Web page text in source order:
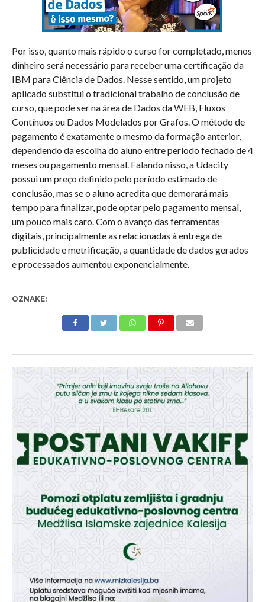
Por isso, quanto mais rápido o curso for completado, menos
dinheiro será necessário para receber uma certificação da
IBM para Ciência de Dados. Nesse sentido, um projeto
aplicado substitui o tradicional trabalho de conclusão de
curso, que pode ser na área de Dados da WEB, Fluxos
Contínuos ou Dados Modelados por Grafos. O método de
pagamento é exatamente o mesmo da formação anterior,
dependendo da escolha do aluno entre período fechado de 4
meses ou pagamento mensal. Falando nisso, a Udacity
possui um preço definido pelo período estimado de
conclusão, mas se o aluno acredita que demorará mais
tempo para finalizar, pode optar pelo pagamento mensal,
um pouco mais caro. Com o avanço das ferramentas
digitais, principalmente as relacionadas à entrega de
publicidade e metrificação, a quantidade de dados gerados
e processados aumentou exponencialmente.
OZNAKE: